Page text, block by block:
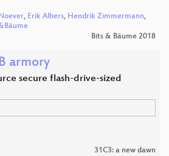
, Erik Albers, Hendrik Zimmermann,
Bits & Bäume 2018
armory
secure flash-drive-sized
31C3: a new dawn